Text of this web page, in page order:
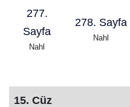
277.
Sayfa
Nahl
278. Sayfa
Nahl
15. Cüz